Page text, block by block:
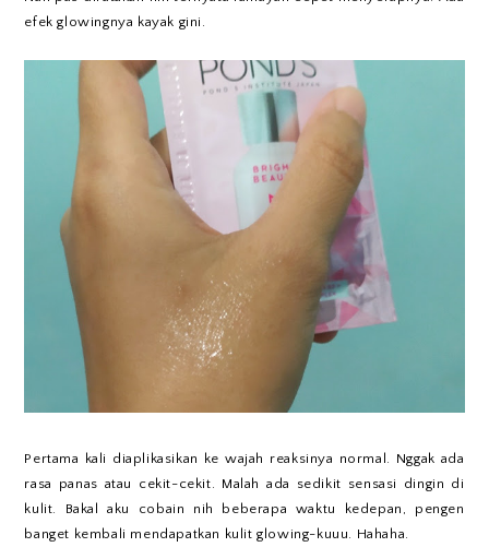
efek glowingnya kayak gini.
Pertama kali diaplikasikan ke wajah reaksinya normal. Nggak ada
rasa panas atau cekit-cekit. Malah ada sedikit sensasi dingin di
kulit. Bakal aku cobain nih beberapa waktu kedepan, pengen
banget kembali mendapatkan kulit glowing-kuuu. Hahaha.